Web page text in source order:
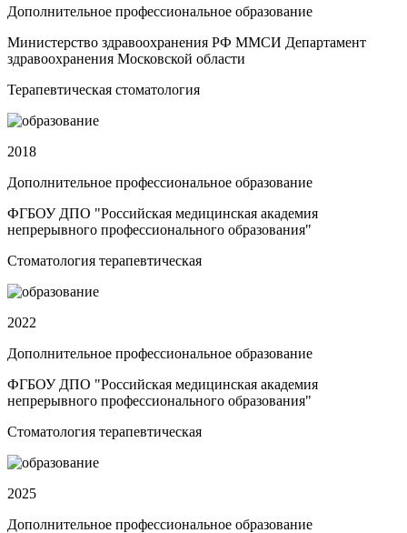
Дополнительное профессиональное образование
Министерство здравоохранения РФ ММСИ Департамент
здравоохранения Московской области
Терапевтическая стоматология
2018
Дополнительное профессиональное образование
ФГБОУ ДПО "Российская медицинская академия
непрерывного профессионального образования"
Стоматология терапевтическая
2022
Дополнительное профессиональное образование
ФГБОУ ДПО "Российская медицинская академия
непрерывного профессионального образования"
Стоматология терапевтическая
2025
Дополнительное профессиональное образование